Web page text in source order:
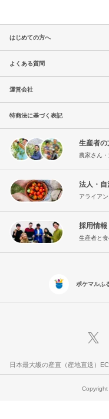
はじめての方へ
よくある質問
運営会社
特商法に基づく表記
生産者の
農家さん
法人・自
アライア
採用情報
生産者と
ポケマルふ
日本最大級の産直（産地直送）
Copyright